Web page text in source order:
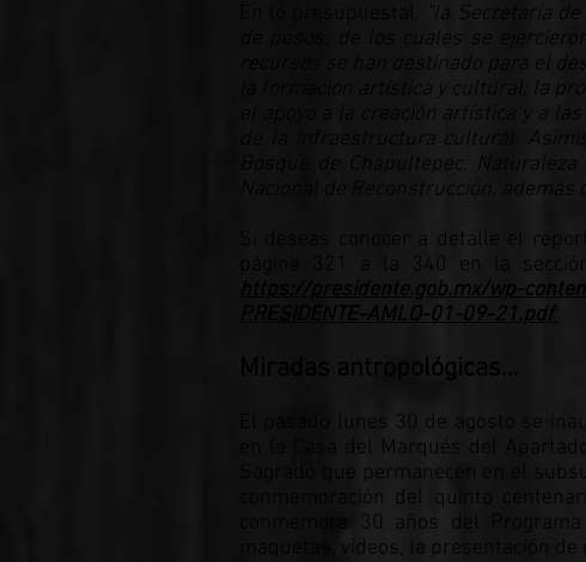
“la Secretaría
de pesos, de los cuales se
recursos se han destinado para el
la formación artística y cultural; la
el apoyo a la creación artística y a
de la infraestructura cultural.
Bosque de Chapultepec,
Nacional de Reconstrucción, además
Si deseas conocer a detalle el
página 321 a la 340 en la
https://presidente.gob.mx/wp-
PRESIDENTE-AMLO-01-09-21.pdf
Miradas antropológicas…
El pasado lunes 30 de agosto se
en la Casa del Marqués del
Sagrado que permanecen en el
conmemoración del quinto
conmemora 30 años del
maquetas, videos, la presentación